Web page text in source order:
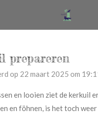
prepareren
op 22 maart 2025 om
en looien ziet de kerkuil
en föhnen, is het toch